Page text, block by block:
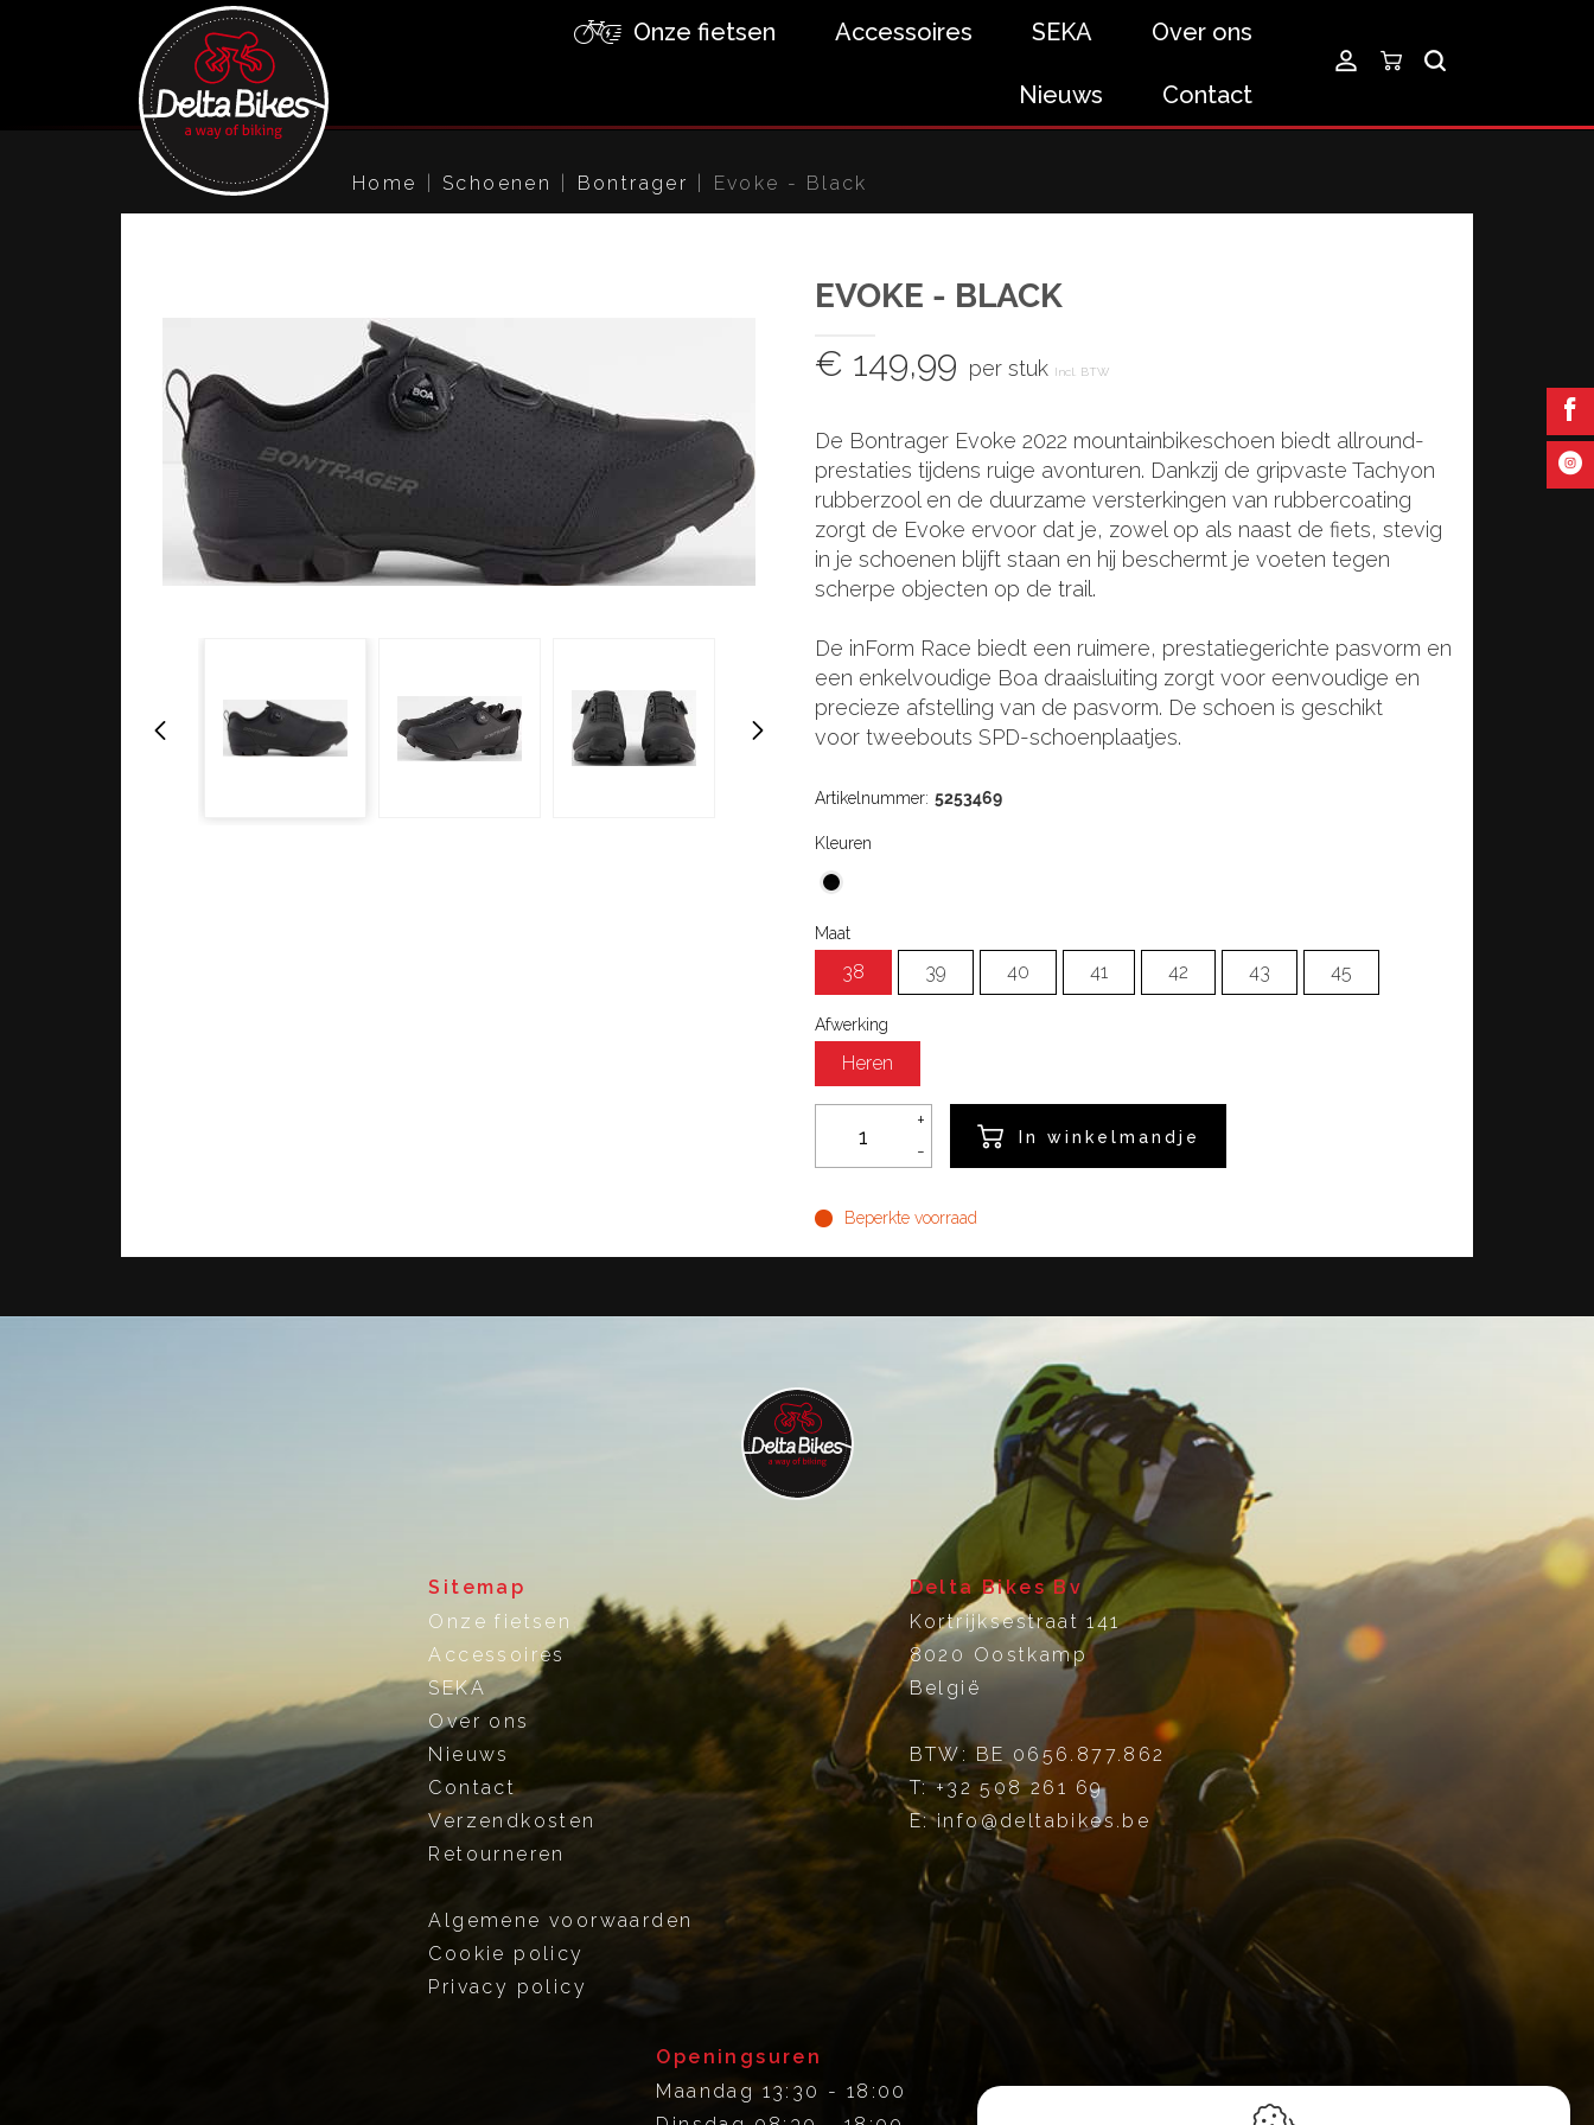
Onze fietsen Accessoires SEKA Over ons
Nieuws Contact
Home Schoenen Bontrager Evoke - Black
EVOKE - BLACK
€ 149,99 per stuk Incl. BTW
De Bontrager Evoke 2022 mountainbikeschoen biedt allround-
prestaties tijdens ruige avonturen. Dankzij de gripvaste Tachyon
rubberzool en de duurzame versterkingen van rubbercoating
zorgt de Evoke ervoor dat je, zowel op als naast de fiets, stevig
in je schoenen blijft staan en hij beschermt je voeten tegen
scherpe objecten op de trail.
De inForm Race biedt een ruimere, prestatiegerichte pasvorm en
een enkelvoudige Boa draaisluiting zorgt voor eenvoudige en
precieze afstelling van de pasvorm. De schoen is geschikt
voor tweebouts SPD-schoenplaatjes.
Artikelnummer: 5253469
Kleuren
Maat
38 39 40 41 42 43 45
Afwerking
Heren
+
-
In winkelmandje
Beperkte voorraad
Sitemap
Onze fietsen
Accessoires
SEKA
Over ons
Nieuws
Contact
Verzendkosten
Retourneren
Algemene voorwaarden
Cookie policy
Privacy policy
Delta Bikes Bv
Kortrijksestraat 141
8020 Oostkamp
België
BTW: BE 0656.877.862
T:+32 508 261 69
E: info@deltabikes.be
Openingsuren
Maandag 13:30 - 18:00